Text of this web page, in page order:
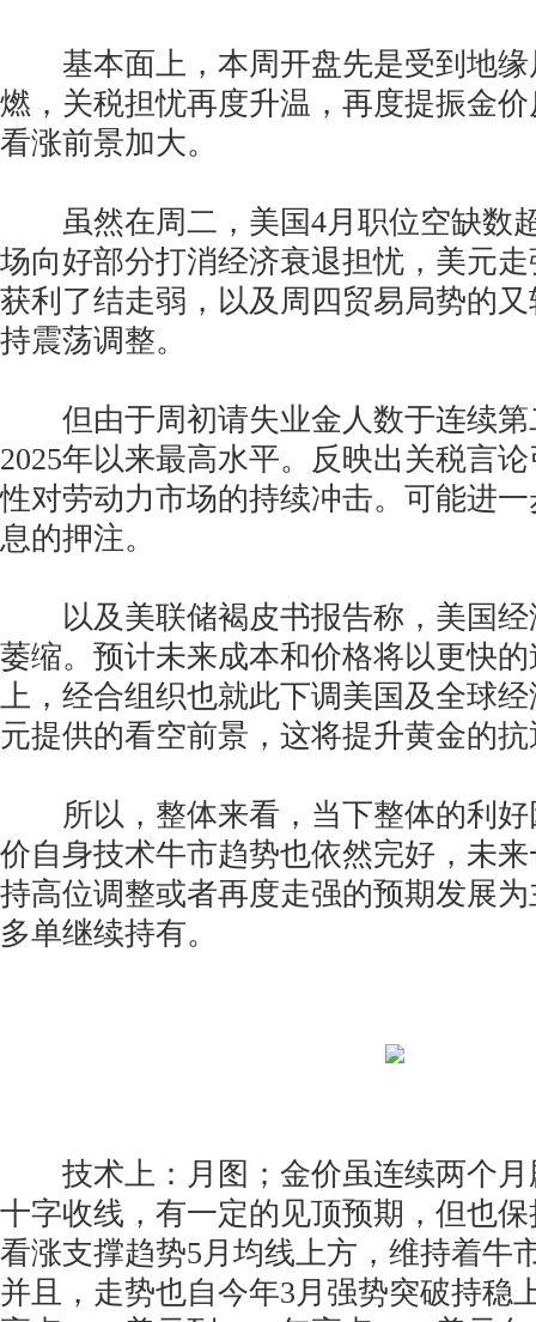
基本面上，本周开盘先是受到地缘
燃，关税担忧再度升温，再度提振金
看涨前景加大。
虽然在周二，美国4月职位空缺数
场向好部分打消经济衰退担忧，美元
获利了结走弱，以及周四贸易局势的
持震荡调整。
但由于周初请失业金人数于连续第
2025年以来最高水平。反映出关税言
性对劳动力市场的持续冲击。可能进
息的押注。
以及美联储褐皮书报告称，美国经
萎缩。预计未来成本和价格将以更快
上，经合组织也就此下调美国及全球
元提供的看空前景，这将提升黄金的
所以，整体来看，当下整体的利好
价自身技术牛市趋势也依然完好，未
持高位调整或者再度走强的预期发展
多单继续持有。
技术上：月图；金价虽连续两个月
十字收线，有一定的见顶预期，但也
看涨支撑趋势5月均线上方，维持着牛
并且，走势也自今年3月强势突破持稳